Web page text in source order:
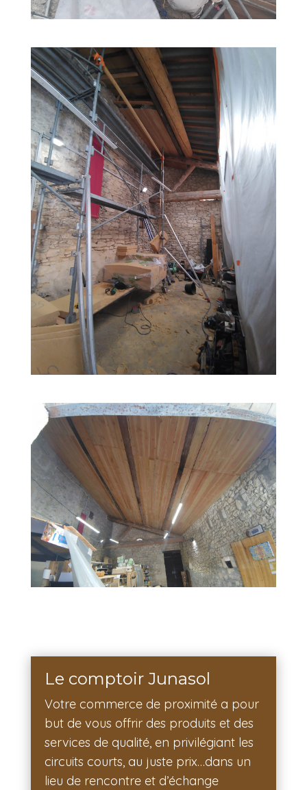
Le comptoir Junasol
Votre commerce de proximité a pour
but de vous offrir des produits et des
services de qualité, en privilégiant les
circuits courts, au juste prix…dans un
lieu de rencontre et d’échange